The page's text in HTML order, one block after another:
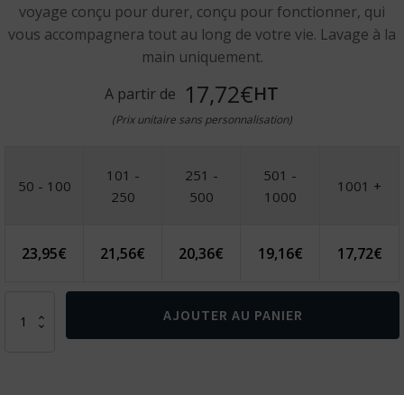
voyage conçu pour durer, conçu pour fonctionner, qui
vous accompagnera tout au long de votre vie. Lavage à la
main uniquement.
A partir de 17,72€HT
(Prix unitaire sans personnalisation)
50 - 100
101 -
250
251 -
500
501 -
1000
1001 +
23,95€ 21,56€ 20,36€ 19,16€ 17,72€
AJOUTER AU PANIER